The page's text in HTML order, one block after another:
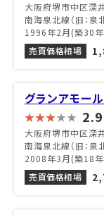
大阪府堺市中区深
南海泉北線（旧：泉
1996年2月(築30
売買価格相場
グランアモー
2.9
大阪府堺市中区深
南海泉北線（旧：泉
2008年3月(築18
売買価格相場